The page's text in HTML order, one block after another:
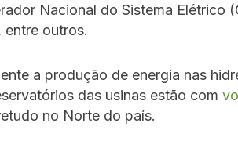
Nacional do Sistema Elétrico
entre outros.
a produção de energia nas
das usinas estão com
no Norte do país.